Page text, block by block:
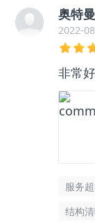
奥特曼
2022-
非常
服务
结构